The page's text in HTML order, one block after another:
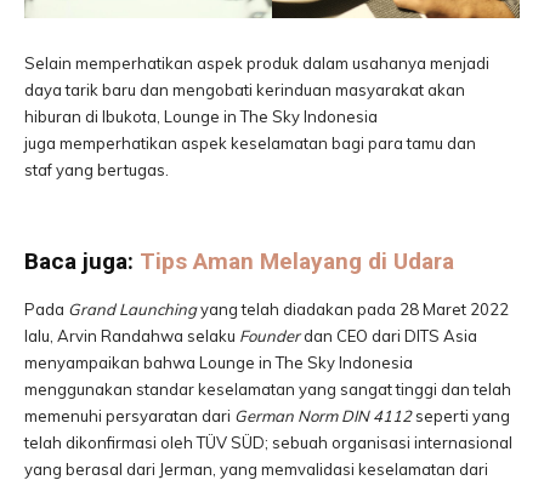
Selain memperhatikan aspek produk dalam usahanya menjadi
daya tarik baru dan mengobati kerinduan masyarakat akan
hiburan di Ibukota, Lounge in The Sky Indonesia
juga memperhatikan aspek keselamatan bagi para tamu dan
staf yang bertugas.
Baca juga: Tips Aman Melayang di Udara
Pada Grand Launchingyang telah diadakan pada 28 Maret 2022
lalu, Arvin Randahwa selaku Founderdan CEO dari DITS Asia
menyampaikan bahwa Lounge in The Sky Indonesia
menggunakan standar keselamatan yang sangat tinggi dan telah
memenuhi persyaratan dari German Norm DIN 4112seperti yang
telah dikonfirmasi oleh TÜV SÜD; sebuah organisasi internasional
yang berasal dari Jerman, yang memvalidasi keselamatan dari